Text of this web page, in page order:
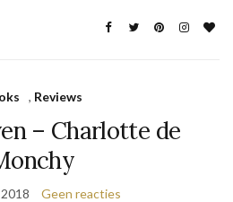
, Reviews
– Charlotte de
Geen reacties